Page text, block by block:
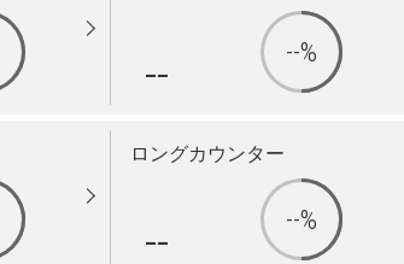
-- --%
ロングカウンター
-- --%